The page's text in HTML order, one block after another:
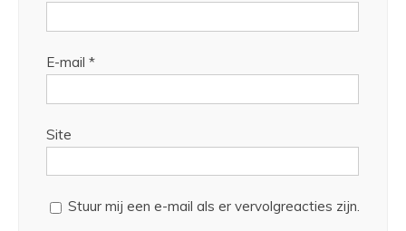
E-mail *
Site
Stuur mij een e-mail als er vervolgreacties zijn.